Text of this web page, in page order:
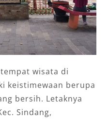
wisata di
keistimewaan berupa
bersih. Letaknya
Sindang,